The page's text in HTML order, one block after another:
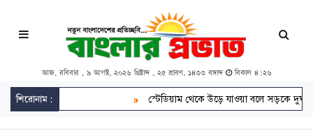
আজ, রবিবার , ৯ আগস্ট, ২০২৬ খ্রিষ্টাব্দ , ২৫ শ্রাবণ, ১৪৩৩ বঙ্গাব্দ বিকাল ৪:২৬
শিরোনাম: স্টেডিয়াম থেকে উড়ে যাওয়া বলে সড়কে দুর্ঘটনা